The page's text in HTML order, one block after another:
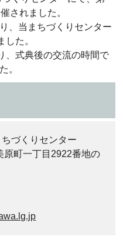
されました。
、当まちづくりセンター
た。
、式典後の交流の時間で
。
づくりセンター
町一丁目2922番地の